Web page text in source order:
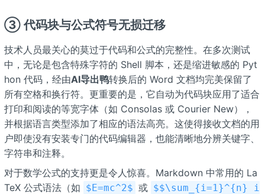
③ 代码块与公式符号无损迁移
技术人员最关心的莫过于代码和公式的完整性。在多次测试
中，无论是包含特殊字符的 Shell 脚本，还是缩进敏感的 Pyt
hon 代码，经由AI导出鸭转换后的 Word 文档均完美保留了
所有空格和换行符。更重要的是，它自动为代码块应用了适合
打印和阅读的等宽字体（如 Consolas 或 Courier New），
并根据语言类型添加了相应的语法高亮。这使得接收文档的用
户即使没有安装专门的代码编辑器，也能清晰地分辨关键字、
字符串和注释。
对于数学公式的支持更是令人惊喜。Markdown 中常用的 La
TeX 公式语法（如 $E=mc^2$ 或 $$\sum_{i=1}^{n} i